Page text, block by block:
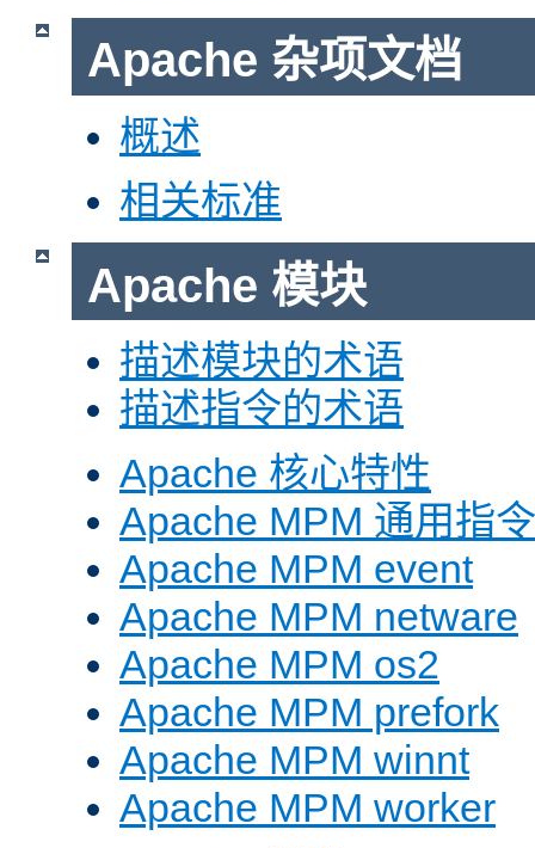
Apache 杂项文档
概述
相关标准
Apache 模块
描述模块的术语
描述指令的术语
Apache 核心特性
Apache MPM 通用指令
Apache MPM event
Apache MPM netware
Apache MPM os2
Apache MPM prefork
Apache MPM winnt
Apache MPM worker